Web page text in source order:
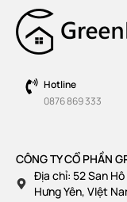
Hotline
0876 869 333
CÔNG TY CỔ PHẦN
Địa chỉ: 52 San Hô
Hưng Yên, VIệt